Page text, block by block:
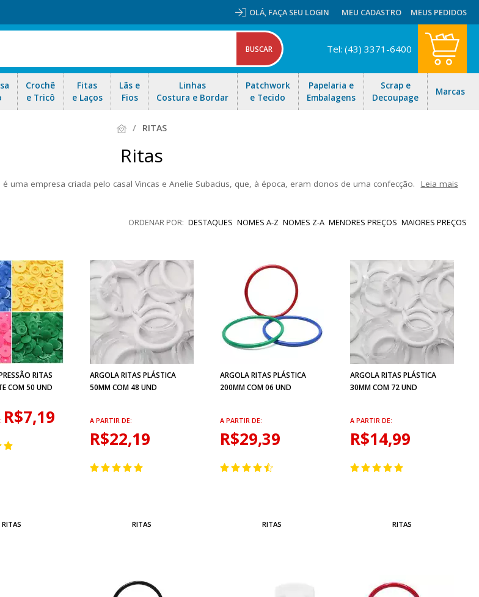
OLÁ, FAÇA SEU LOGIN MEU CADASTRO MEUS PEDIDOS
Crochê
e Tricô
Fitas
e Laços
Lãs e
Fios
Linhas
Costura e Bordar
Patchwork
e Tecido
Papelaria e
Embalagens
Scrap e
Decoupage
Marcas
Tel: (43) 3371-6400
RITAS
Ritas
uma empresa criada pelo casal Vincas e Anelie Subacius, que, à época, eram donos de uma confecção.
Leia mais
a Ritas do Brasil também desenvolveu matrizes para aplicar os botões de maneira automatizada, garantindo a
DESTAQUES NOMES A-Z NOMES Z-A MENORES PREÇOS MAIORES PREÇOS
RITAS
COM 50 UND
R$7,19
RITAS
ARGOLA RITAS PLÁSTICA
50MM COM 48 UND
A PARTIR DE:
R$22,19
RITAS
ARGOLA RITAS PLÁSTICA
200MM COM 06 UND
A PARTIR DE:
R$29,39
RITAS
ARGOLA RITAS PLÁSTICA
30MM COM 72 UND
A PARTIR DE:
R$14,99
RITAS